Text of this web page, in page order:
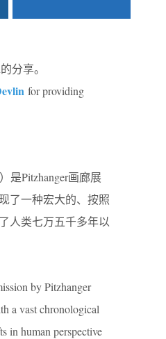
分享。
for providing
是Pitzhanger画廊展
了一种宏大的、按照
人类七万五千多年以
by Pitzhanger
a vast chronological
in human perspective